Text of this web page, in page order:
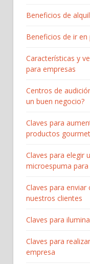
Beneficios de
Beneficios de ir
Características y
para empresas
Centros de
un buen negocio?
Claves para
productos gourmet
Claves para elegir
microespuma para
Claves para
nuestros clientes
Claves para
Claves para
empresa